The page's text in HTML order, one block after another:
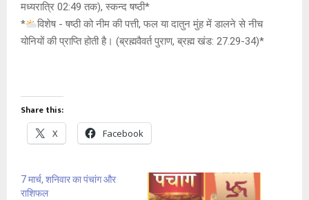
मध्यरात्रि 02:49 तक), स्कन्द षष्ठी*
*
विशेष -‌ षष्ठी को नीम की पत्ती, फल या दातुन मुंह में डालने से नीच
योनियों की प्राप्ति होती है। (ब्रह्मवैवर्त पुराण, ब्रह्म खंड: 27.29-34)*
Share this:
X Facebook
7 मार्च, शनिवार का पंचांग और
राशिफल